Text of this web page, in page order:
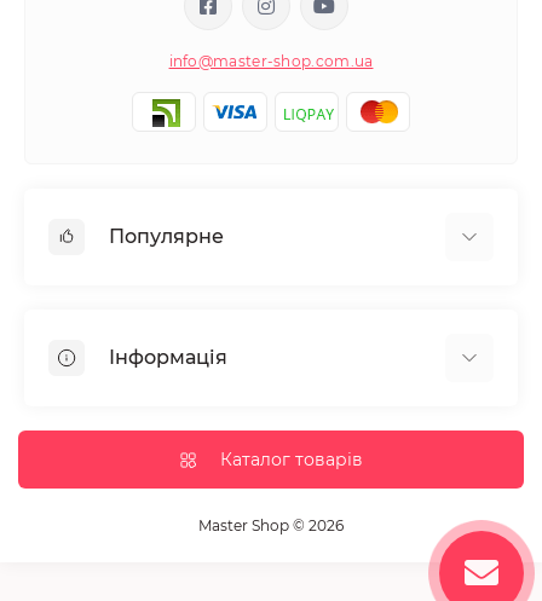
info@master-shop.com.ua
Популярне
Парафінотерапія
Вії та брови
Дезінфекція та стерилізація
Пензлики і набори для макіяжу
Інформація
Доставка та оплата
Корисні статті
Каталог товарів
Master Shop © 2026